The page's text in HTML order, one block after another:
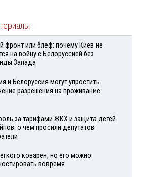
фронт или блеф: почему Киев не
на войну с Белоруссией без
Запада
и Белоруссия могут упростить
разрешения на проживание
за тарифами ЖКХ и защита детей
о чем просили депутатов
коварен, но его можно
вовремя